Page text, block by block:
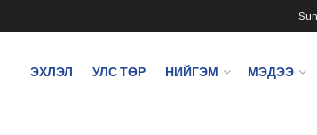
ЭХЛЭЛ УЛС ТӨР НИЙГЭМ МЭДЭЭ